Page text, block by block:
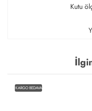
Kutu
KARGO BEDAVA